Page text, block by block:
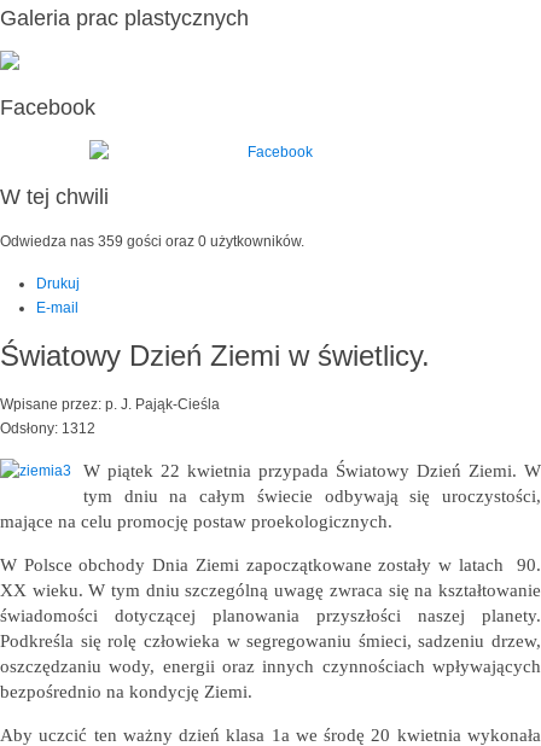
Galeria prac plastycznych
Facebook
W tej chwili
Odwiedza nas 359 gości oraz 0 użytkowników.
Drukuj
E-mail
Światowy Dzień Ziemi w świetlicy.
Wpisane przez: p. J. Pająk-Cieśla
Odsłony: 1312
W piątek 22 kwietnia przypada Światowy Dzień Ziemi. W
tym dniu na całym świecie odbywają się uroczystości,
mające na celu promocję postaw proekologicznych.
W Polsce obchody Dnia Ziemi zapoczątkowane zostały w latach 90.
XX wieku. W tym dniu szczególną uwagę zwraca się na kształtowanie
świadomości dotyczącej planowania przyszłości naszej planety.
Podkreśla się rolę człowieka w segregowaniu śmieci, sadzeniu drzew,
oszczędzaniu wody, energii oraz innych czynnościach wpływających
bezpośrednio na kondycję Ziemi.
Aby uczcić ten ważny dzień klasa 1a we środę 20 kwietnia wykonała